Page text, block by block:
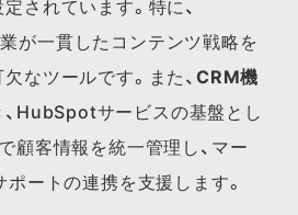
されています。特に、
が一貫したコンテンツ戦略を
なツールです。また、 CRM機
HubSpotサービスの基盤とし
顧客情報を統一管理し、マー
ポートの連携を支援します。